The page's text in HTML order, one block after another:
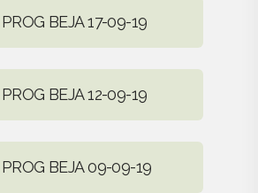
PROG BEJA 17-09-19
PROG BEJA 12-09-19
PROG BEJA 09-09-19